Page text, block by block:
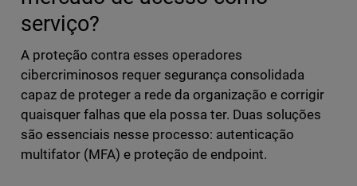
serviço?
A proteção contra esses operadores
cibercriminosos requer segurança consolidada
capaz de proteger a rede da organização e corrigir
quaisquer falhas que ela possa ter. Duas soluções
são essenciais nesse processo: autenticação
multifator (MFA) e proteção de endpoint.